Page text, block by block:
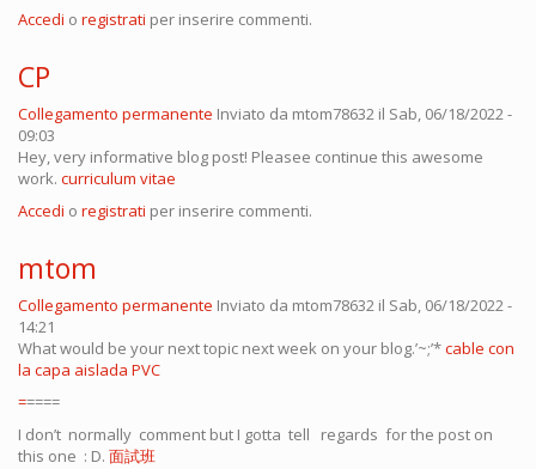
Accedi o registrati per inserire commenti.
CP
Collegamento permanente Inviato da mtom78632 il Sab, 06/18/2022 -
09:03
Hey, very informative blog post! Pleasee continue this awesome
work. curriculum vitae
Accedi o registrati per inserire commenti.
mtom
Collegamento permanente Inviato da mtom78632 il Sab, 06/18/2022 -
14:21
What would be your next topic next week on your blog.’~;’*cable con
la capa aislada PVC
=====
I don’t normally comment but I gotta tell regards for the post on
this one : D. 面試班